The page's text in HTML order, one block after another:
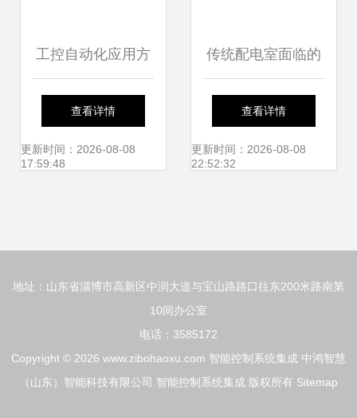
工控自动化应用方
案 topstart嵌入式
产品在智能道路监
查看详情
更新时间：2026-08-08
17:59:48
传统配电室面临的
挑战与智能控制系
统集成的解决方案
查看详情
更新时间：2026-08-08
22:52:32
地址：山东省淄博市高新区中润大道与宝山路路口往东200米路南第
10间办公室
电话：3585172
Copyright © 2026 www.zibohaoxu.com 智能控制系统集成 中鸿智慧
（山东）智能科技有限公司 智能控制系统集成 版权所有 Sitemap